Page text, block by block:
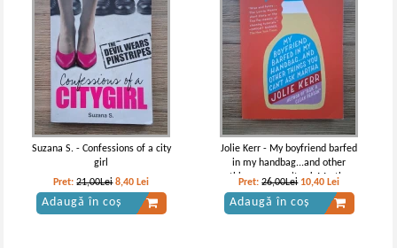
Suzana S. - Confessions of a city
girl
Pret:21,00Lei 8,40 Lei
Adaugă în coș
Jolie Kerr - My boyfriend barfed
in my handbag...and other
things you can't ask Martha
Pret:26,00Lei 10,40 Lei
Adaugă în coș